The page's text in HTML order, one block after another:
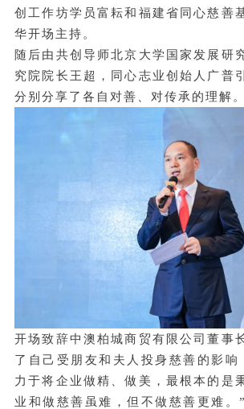
创工作坊学员富耘和福建省同心慈善
华开场主持。
随后由共创导师北京大学国家发展研
究院院长王超，同心志业创始人广普
分别分享了各自对善、对传承的理解。
开场致辞中澳柏城商贸有限公司董事
了自己受朋友和夫人投身慈善的影响
力于将企业做精、做美，最根本的是
业和做慈善虽难，但不做慈善更难。